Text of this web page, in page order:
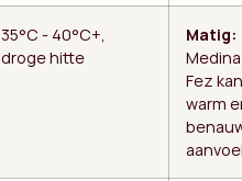
35°C - 40°C+,
droge hitte
Matig:
Fez
warm